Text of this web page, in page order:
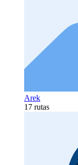
Arek
17 rutas